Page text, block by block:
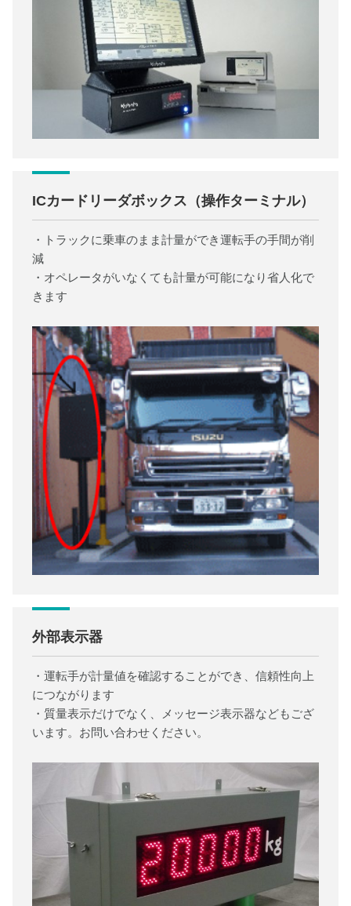
ICカードリーダボックス（操作ターミナル）
・トラックに乗車のまま計量ができ運転手の手間が削
減
・オペレータがいなくても計量が可能になり省人化で
きます
外部表示器
・運転手が計量値を確認することができ、信頼性向上
につながります
・質量表示だけでなく、メッセージ表示器などもござ
います。お問い合わせください。